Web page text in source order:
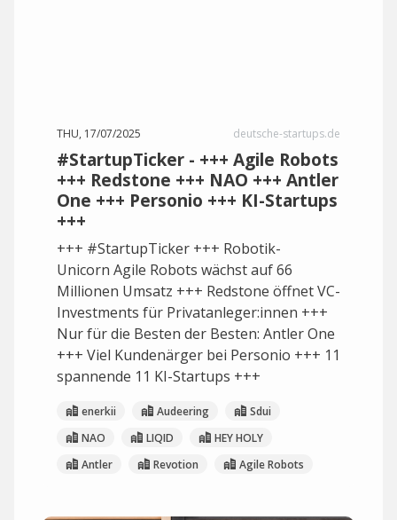
THU, 17/07/2025 deutsche-startups.de
#StartupTicker - +++ Agile Robots
+++ Redstone +++ NAO +++ Antler
One +++ Personio +++ KI-Startups
+++
+++ #StartupTicker +++ Robotik-
Unicorn Agile Robots wächst auf 66
Millionen Umsatz +++ Redstone öffnet VC-
Investments für Privatanleger:innen +++
Nur für die Besten der Besten: Antler One
+++ Viel Kundenärger bei Personio +++ 11
spannende 11 KI-Startups +++
enerkii Audeering
Sdui
NAO
LIQID
HEY HOLY
Antler
Revotion Agile Robots